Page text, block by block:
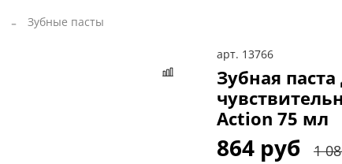
Зубные пасты
арт. 13766
Зубная
Action 75 мл
864 руб 1